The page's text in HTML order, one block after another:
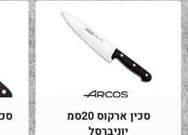
סכין ארקוס 20סמ